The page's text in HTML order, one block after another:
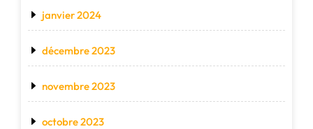
janvier 2024
décembre 2023
novembre 2023
octobre 2023